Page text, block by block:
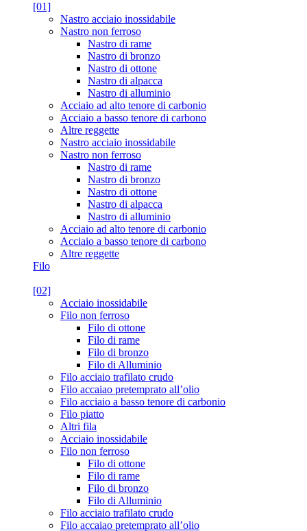
[01]
Nastro acciaio inossidabile
Nastro non ferroso
Nastro di rame
Nastro di bronzo
Nastro di ottone
Nastro di alpacca
Nastro di alluminio
Acciaio ad alto tenore di carbonio
Acciaio a basso tenore di carbono
Altre reggette
Nastro acciaio inossidabile
Nastro non ferroso
Nastro di rame
Nastro di bronzo
Nastro di ottone
Nastro di alpacca
Nastro di alluminio
Acciaio ad alto tenore di carbonio
Acciaio a basso tenore di carbono
Altre reggette
Filo
[02]
Acciaio inossidabile
Filo non ferroso
Filo di ottone
Filo di rame
Filo di bronzo
Filo di Alluminio
Filo acciaio trafilato crudo
Filo accaiao pretemprato all’olio
Filo acciaio a basso tenore di carbonio
Filo piatto
Altri fila
Acciaio inossidabile
Filo non ferroso
Filo di ottone
Filo di rame
Filo di bronzo
Filo di Alluminio
Filo acciaio trafilato crudo
Filo accaiao pretemprato all’olio